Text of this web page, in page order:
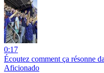
0:17
Écoutez comment ça résonne
Aficionado